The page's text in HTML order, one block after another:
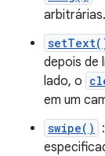
arbitrárias.
depois de
lado, o
em um
swipe()